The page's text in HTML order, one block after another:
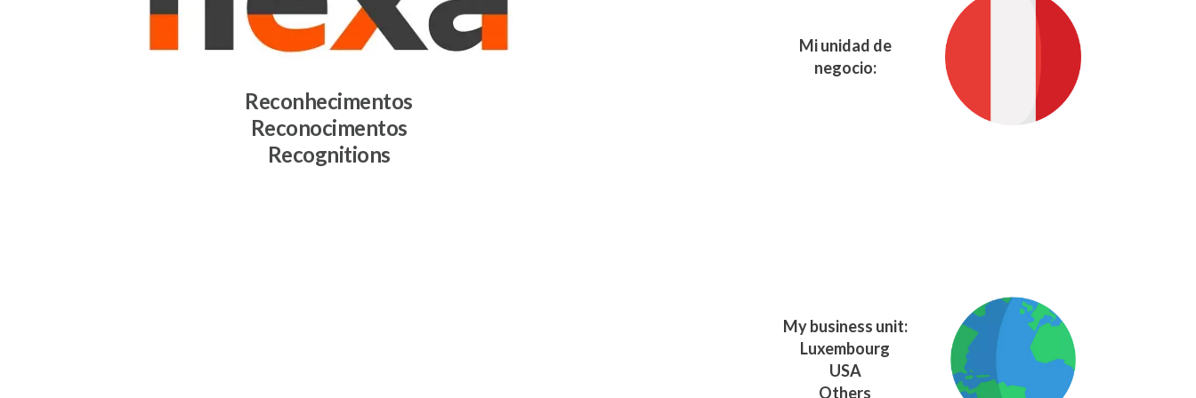
Reconhecimentos
Reconocimentos
Recognitions
Mi unidad de
negocio:
My business unit:
Luxembourg
USA
Others